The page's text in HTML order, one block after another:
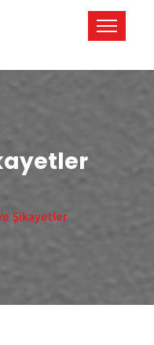
Şikayetler